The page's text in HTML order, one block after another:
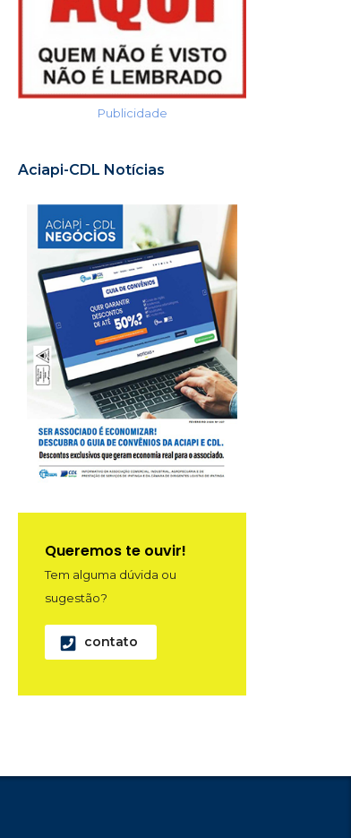
Publicidade
Aciapi-CDL Notícias
Queremos te ouvir!
Tem alguma dúvida ou
sugestão?
contato